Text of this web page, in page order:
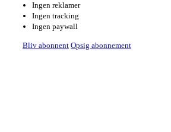
Ingen reklamer
Ingen tracking
Ingen paywall
Bliv abonnent Opsig abonnement